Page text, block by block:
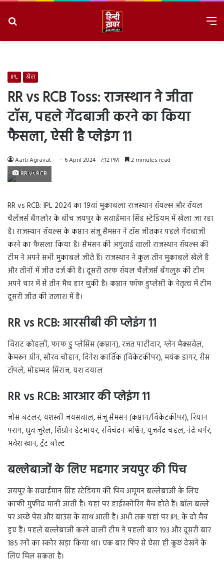
IPL खेल
RR vs RCB Toss: राजस्थान ने जीता
टॉस, पहले गेंदबाजी करने का किया
फैसला, ऐसी है प्लेइंग 11
Aarti Agravat 6 April 2024 - 7:12 PM 2 minutes read
RR vs RCB
RR vs RCB: IPL 2024 का 19वां मुकाबला राजस्थान रॉयल्स और रॉयल
चैलेंजर्स बैंगलोर के बीच जयपुर के सवाईमान सिंह स्टेडियम में खेला जा रहा
है। राजस्थान रॉयल्स के कप्तान संजू सैमसन ने टॉस जीतकर पहले गेंदबाजी
करने का फैसला किया है। सैमसन की अगुवाई वाली राजस्थान रॉयल्स की
टीम ने अपने सभी मुकाबले जीते हैं। राजस्थान ने कुल तीन मुकाबले खेले हैं
और तीनों में जीत दर्ज की है। दूसरी तरफ रॉयल चैलेंजर्स बेंगलुरु की टीम
अपने चार में से तीन मैच हार चुकी है। कप्तान फॉफ डुप्लेसी के नेतृत्व में टीम
दूसरी जीत की तलाश में है।
RR vs RCB: आरसीबी की प्लेइंग 11
विराट कोहली, फाफ डु प्लेसिस (कप्तान), रजत पाटीदार, ग्लेन मैक्सवेल,
कैमरून ग्रीन, सौरव चौहान, दिनेश कार्तिक (विकेटकीपर), मयंक डागर, रीस
टॉपले, मोहम्मद सिराज, यश दयाल
RR vs RCB: आरआर की प्लेइंग 11
जोस बटलर, यशस्वी जयसवाल, संजू सैमसन (कप्तान/विकेटकीपर), रियान
पराग, ध्रुव जुरेल, शिम्रोन हेटमायर, रविचंद्रन अश्विन, युजवेंद्र चहल, नंद्रे बर्गर,
अवेश खान, ट्रेंट बोल्ट
बल्लेबाजों के लिए मद्दगार जयपुर की पिच
जयपुर के सवाईमान सिंह स्टेडियम की पिच अमूमन बल्लेबाजी के लिए
काफी मुफीद मानी जाती है। यहां पर हाईस्कोरिंग मैच होते हैं। बॉल बल्ले
पर अच्छे पेस और बाउंस के साथ आती है। अभी तक यहां पर IPL के दो मैच
हुए हैं। पहले बल्लेबाजी करने वाली टीम ने पहली बार 193 और दूसरी बार
185 रनों का स्कोर खड़ा किया था। एक बार फिर से ऐसा ही कुछ देखने के
लिए मिल सकता है।